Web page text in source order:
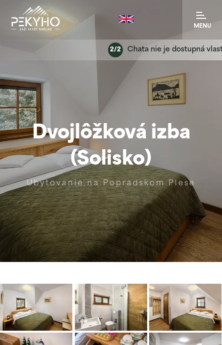
MENU
Chata nie je dostupná
Chata pod Soliskom
Zobraziť
Après-ski & PEKYHO
Restaurant
Zobraziť
Dvojlôžková izba
(Solisko)
Ubytovanie na Popradskom Plese